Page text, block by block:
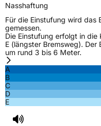
Nasshaftung
Für die Einstufung wird das
gemessen.
Die Einstufung erfolgt in die
E (längster Bremsweg). Der
um rund 3 bis 6 Meter.
A
B
C
D
E